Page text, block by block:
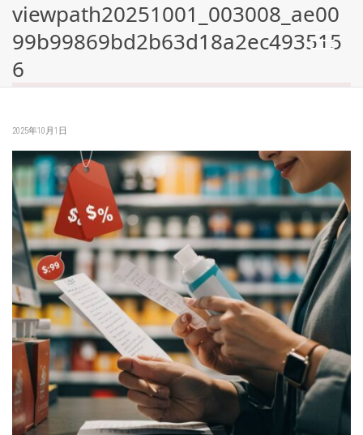
viewpath20251001_003008_ae00
99b99869bd2b63d18a2ec493515
6
2025年10月1日